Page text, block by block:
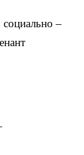
социально –